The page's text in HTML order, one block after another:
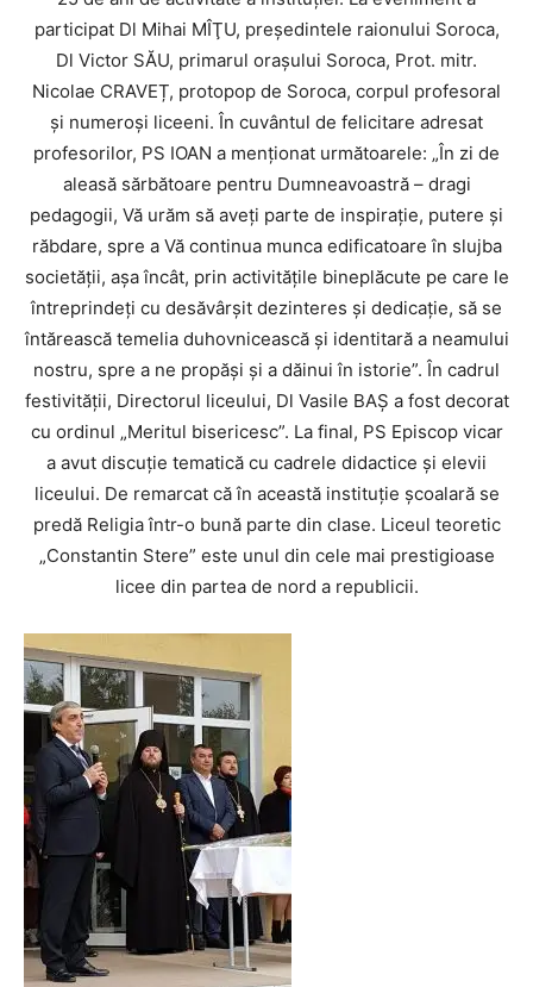
participat Dl Mihai MÎŢU, președintele raionului Soroca,
Dl Victor SĂU, primarul orașului Soroca, Prot. mitr.
Nicolae CRAVEȚ, protopop de Soroca, corpul profesoral
și numeroși liceeni. În cuvântul de felicitare adresat
profesorilor, PS IOAN a menționat următoarele: „În zi de
aleasă sărbătoare pentru Dumneavoastră – dragi
pedagogii, Vă urăm să aveţi parte de inspiraţie, putere şi
răbdare, spre a Vă continua munca edificatoare în slujba
societăţii, aşa încât, prin activităţile bineplăcute pe care le
întreprindeţi cu desăvârşit dezinteres şi dedicaţie, să se
întărească temelia duhovnicească şi identitară a neamului
nostru, spre a ne propăşi şi a dăinui în istorie”. În cadrul
festivității, Directorul liceului, Dl Vasile BAȘ a fost decorat
cu ordinul „Meritul bisericesc”. La final, PS Episcop vicar
a avut discuție tematică cu cadrele didactice și elevii
liceului. De remarcat că în această instituție școalară se
predă Religia într-o bună parte din clase. Liceul teoretic
„Constantin Stere” este unul din cele mai prestigioase
licee din partea de nord a republicii.